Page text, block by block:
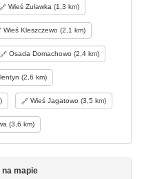
Wieś Żuławka (1,3 km)
Wieś Kleszczewo (2,1 km)
Osada Domachowo (2,4 km)
(2,6 km)
Wieś Jagatowo (3,5 km)
(3,6 km)
na mapie